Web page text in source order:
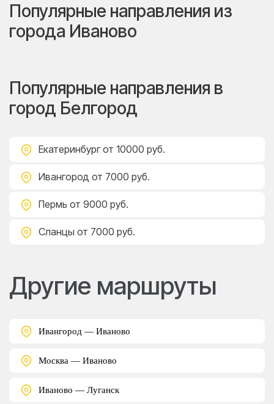
Популярные направления из
города Иваново
Популярные направления в
город Белгород
Екатеринбург от 10000 руб.
Ивангород от 7000 руб.
Пермь от 9000 руб.
Сланцы от 7000 руб.
Другие маршруты
Ивангород — Иваново
Москва — Иваново
Иваново — Луганск